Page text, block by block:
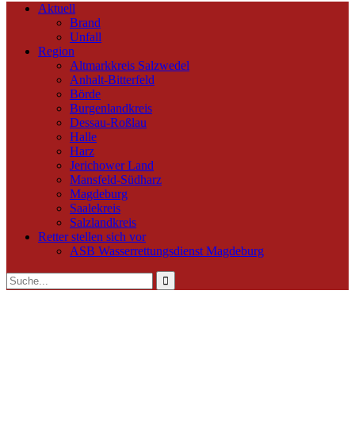
Aktuell
Brand
Unfall
Region
Altmarkkreis Salzwedel
Anhalt-Bitterfeld
Börde
Burgenlandkreis
Dessau-Roßlau
Halle
Harz
Jerichower Land
Mansfeld-Südharz
Magdeburg
Saalekreis
Salzlandkreis
Retter stellen sich vor
ASB Wasserrettungsdienst Magdeburg